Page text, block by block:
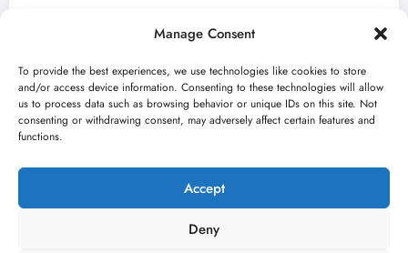
Manage Consent
To provide the best experiences, we use technologies like cookies to store
and/or access device information. Consenting to these technologies will allow
us to process data such as browsing behavior or unique IDs on this site. Not
consenting or withdrawing consent, may adversely affect certain features and
functions.
Accept
Deny
„Najveći mali festival u Vojvodini“ i ovog
Kulturni kišobran